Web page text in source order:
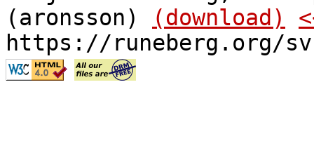
(aronsson)
(download)
https://runeberg.org/